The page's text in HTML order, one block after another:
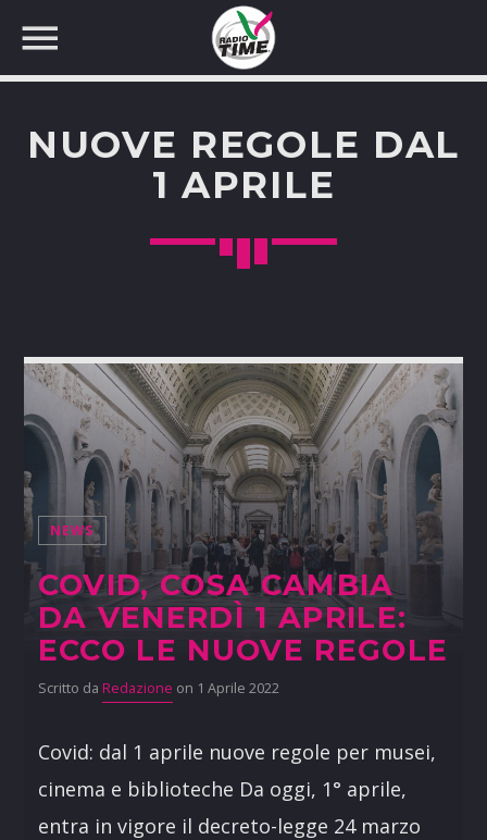
CERCA NEL SITO WEB:
NUOVE REGOLE DAL
1 APRILE
NEWS
COVID, COSA CAMBIA
DA VENERDÌ 1 APRILE:
ECCO LE NUOVE REGOLE
Scritto da Redazione on 1 Aprile 2022
Covid: dal 1 aprile nuove regole per musei,
cinema e biblioteche Da oggi, 1° aprile,
entra in vigore il decreto-legge 24 marzo